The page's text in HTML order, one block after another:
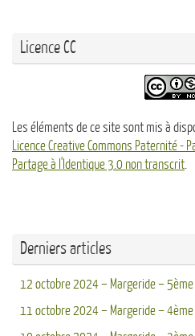
Licence CC
Les éléments de ce site sont mis à
Licence Creative Commons Paternité -
Partage à l'Identique 3.0 non transcrit.
Derniers articles
12 octobre 2024 – Margeride –
11 octobre 2024 – Margeride –